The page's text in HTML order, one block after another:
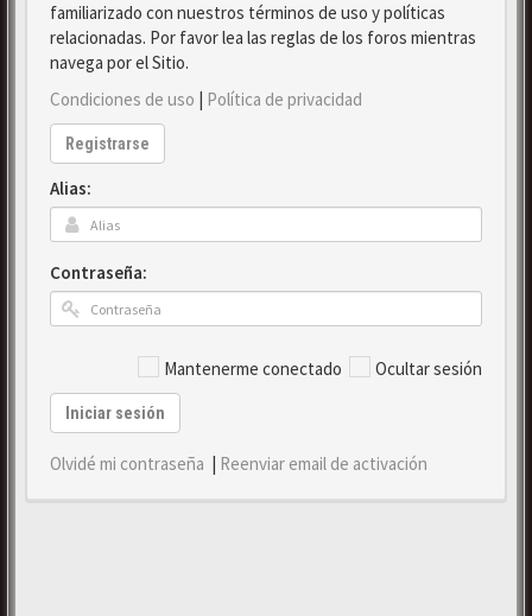
familiarizado con nuestros términos de uso y políticas
relacionadas. Por favor lea las reglas de los foros mientras
navega por el Sitio.
Condiciones de uso | Política de privacidad
Registrarse
Alias:
Contraseña:
Mantenerme conectado Ocultar sesión
Iniciar sesión
Olvidé mi contraseña | Reenviar email de activación